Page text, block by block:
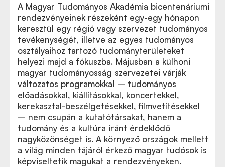
A Magyar Tudományos Akadémia bicentenáriumi
rendezvényeinek részeként egy-egy hónapon
keresztül egy régió vagy szervezet tudományos
tevékenységét, illetve az egyes tudományos
osztályaihoz tartozó tudományterületeket
helyezi majd a fókuszba. Májusban a külhoni
magyar tudományosság szervezetei várják
változatos programokkal – tudományos
előadásokkal, kiállításokkal, koncertekkel,
kerekasztal-beszélgetésekkel, filmvetítésekkel
– nem csupán a kutatótársakat, hanem a
tudomány és a kultúra iránt érdeklődő
nagyközönséget is. A környező országok mellett
a világ minden tájáról érkező magyar tudósok is
képviseltetik magukat a rendezvényeken.